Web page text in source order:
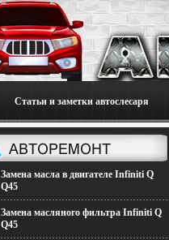
Статьи и заметки автослесаря
Замена масла в двигателе Infiniti Q
Q45
Замена масляного фильтра Infiniti Q
Q45